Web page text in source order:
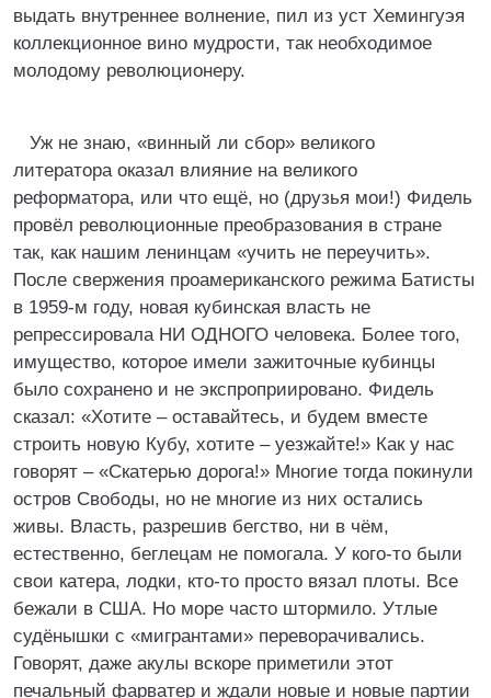
выдать внутреннее волнение, пил из уст Хемингуэя
коллекционное вино мудрости, так необходимое
молодому революционеру.
Уж не знаю, «винный ли сбор» великого
литератора оказал влияние на великого
реформатора, или что ещё, но (друзья мои!) Фидель
провёл революционные преобразования в стране
так, как нашим ленинцам «учить не переучить».
После свержения проамериканского режима Батисты
в 1959-м году, новая кубинская власть не
репрессировала НИ ОДНОГО человека. Более того,
имущество, которое имели зажиточные кубинцы
было сохранено и не экспроприировано. Фидель
сказал: «Хотите – оставайтесь, и будем вместе
строить новую Кубу, хотите – уезжайте!» Как у нас
говорят – «Скатерью дорога!» Многие тогда покинули
остров Свободы, но не многие из них остались
живы. Власть, разрешив бегство, ни в чём,
естественно, беглецам не помогала. У кого-то были
свои катера, лодки, кто-то просто вязал плоты. Все
бежали в США. Но море часто штормило. Утлые
судёнышки с «мигрантами» переворачивались.
Говорят, даже акулы вскоре приметили этот
печальный фарватер и ждали новые и новые партии